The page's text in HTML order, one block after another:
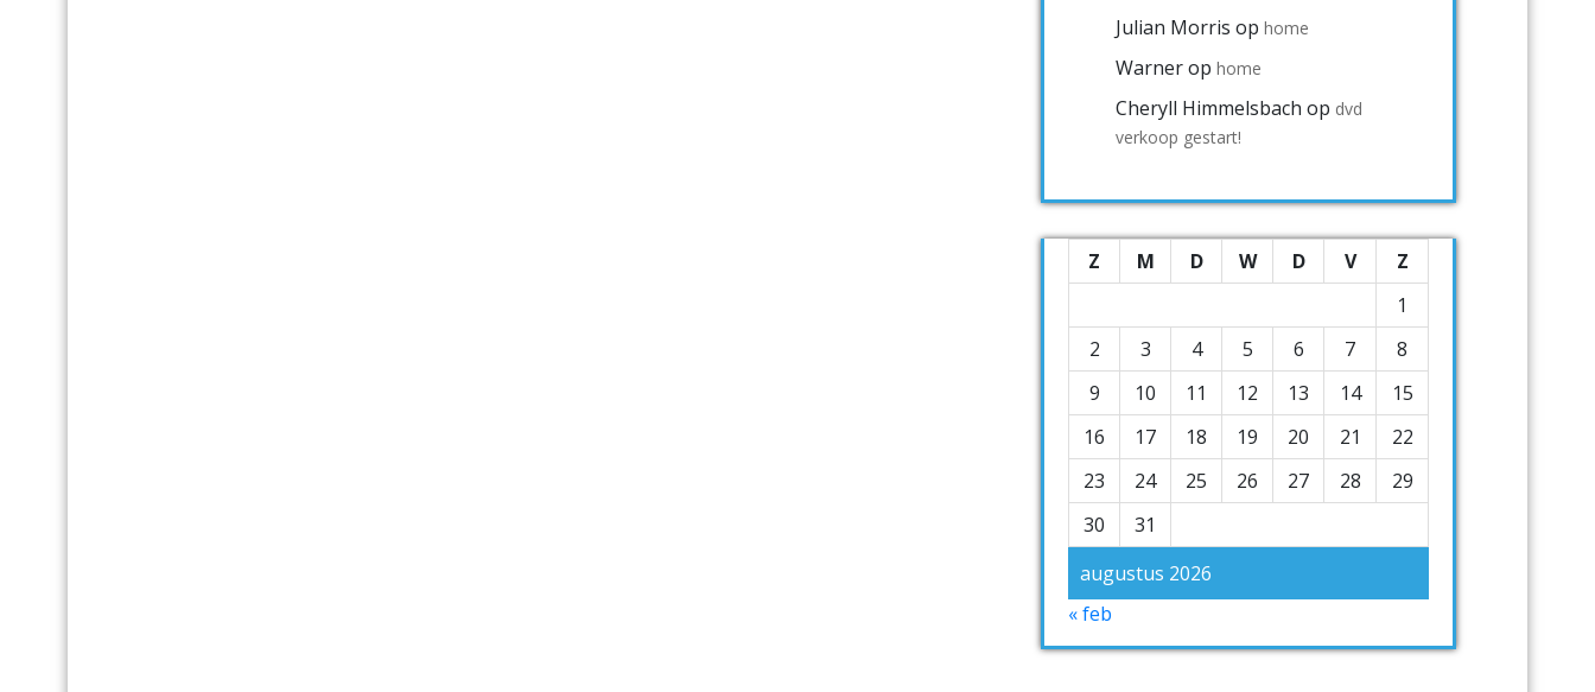
Julian Morris op home
Warnerop home
Cheryll Himmelsbach op dvd
verkoop gestart!
augustus 2026
Z M D W D V
Z
1
2
3 4 5 6 7
8
9
10 11 12 13 14
15
16
17 18 19 20 21
22
23
24 25 26 27 28
29
30
31
« feb